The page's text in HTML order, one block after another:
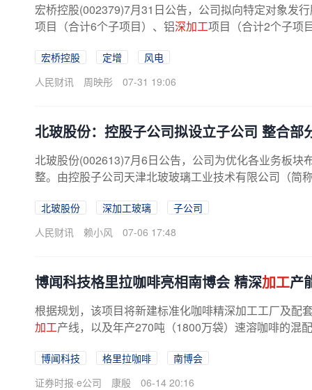
宏桥控股(002379)7月31日公告，公司拟向特定对象发
项目（合计6个子项目）、铝深加工项目（合计2个子项
宏桥控股 定增
风电
人民财讯
周映彤 07-31 19:06
北玻股份：控股子公司拟设立子公司 整合部
北玻股份(002613)7月6日公告，公司为优化各业务板块
整。由控股子公司天津北玻玻璃工业技术有限公司（简
北玻股份 深加工玻璃
子公司
人民财讯
赖小风 07-06 17:48
博闻科技格里拉咖啡亮相南博会 精深加工产
根据规划，该项目将新建标准化咖啡精深加工工厂及配
加工产线，以及年产270吨（1800万袋）速溶咖啡的混
博闻科技 格里拉咖啡
南博会
证券时报·e公司
康殷 06-14 20:16